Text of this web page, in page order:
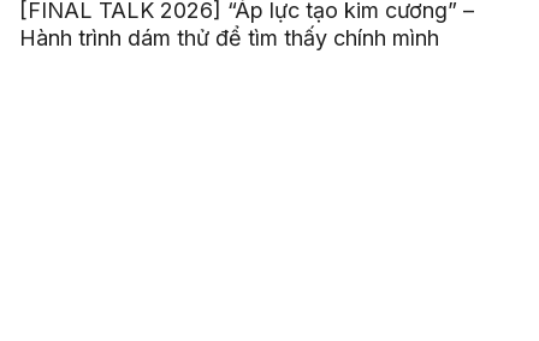
[FINAL TALK 2026] “Áp lực tạo kim cương” –
Hành trình dám thử để tìm thấy chính mình